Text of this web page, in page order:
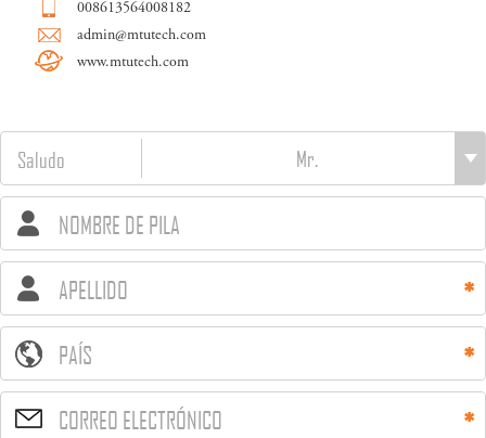
008613564008182
admin@mtutech.com
www.mtutech.com
Saludo
NOMBRE DE PILA
APELLIDO
PAÍS
CORREO ELECTRÓNICO